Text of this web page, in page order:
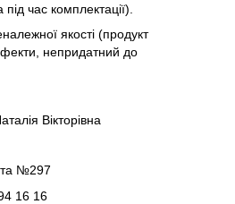
час комплектації).
якості (продукт
непридатний до
Вікторівна
№297
16 16